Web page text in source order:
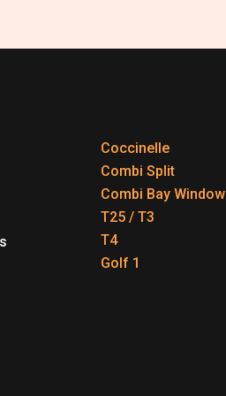
Coccinelle
Combi Split
Combi Bay Window
T25 / T3
T4
Golf 1